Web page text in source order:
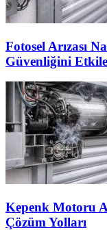
Fotosel Arızası
Güvenliğini
Kepenk Motoru
Çözüm Yolları